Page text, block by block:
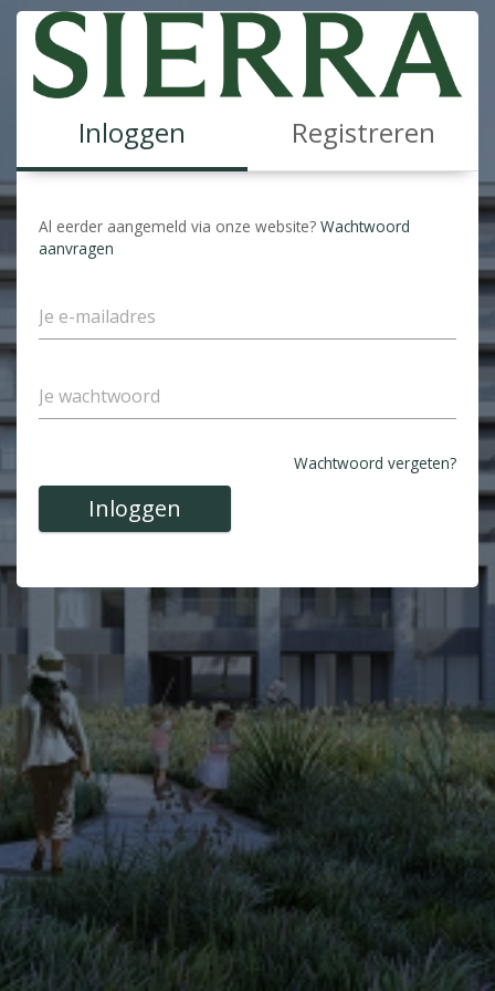
Inloggen Registreren
Al eerder aangemeld via onze website? Wachtwoord
aanvragen
Inloggen
Wachtwoord vergeten?